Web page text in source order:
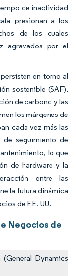
de inactividad
presionan a los
de los cuales
agravados por el
en torno al
sostenible (SAF),
de carbono y las
los márgenes de
cada vez más las
de seguimiento de
lo que
de hardware y la
entre las
la futura dinámica
de EE. UU.
Negocios de
Dynamics